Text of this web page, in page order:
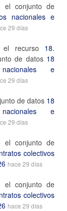
el conjunto de
nacionales e
29 días
recurso 18.
de datos 18
e
29 días
de datos 18
e
29 días
el conjunto de
colectivos
hace 29 días
el conjunto de
colectivos
hace 29 días